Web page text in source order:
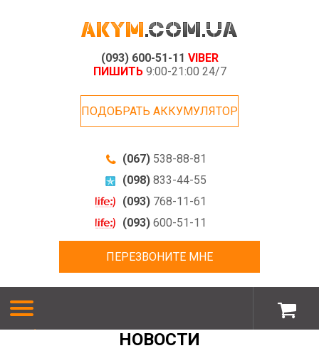
(093) 600-51-11 VIBER
ПИШИТЬ9:00-21:00 24/7
ПОДОБРАТЬ АККУМУЛЯТОР
(067) 538-88-81
(098) 833-44-55
(093) 768-11-61
(093) 600-51-11
ПЕРЕЗВОНИТЕ МНЕ
НОВОСТИ